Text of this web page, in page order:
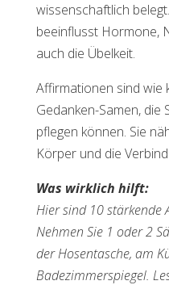
wissenschaftlich
beeinflusst Hormone,
auch die Übelkeit.
Affirmationen sind wie
Gedanken-Samen, die
pflegen können. Sie
Körper und die
Was wirklich hilft:
Hier sind 10 stärkende
Nehmen Sie 1 oder 2
der Hosentasche, am
Badezimmerspiegel.